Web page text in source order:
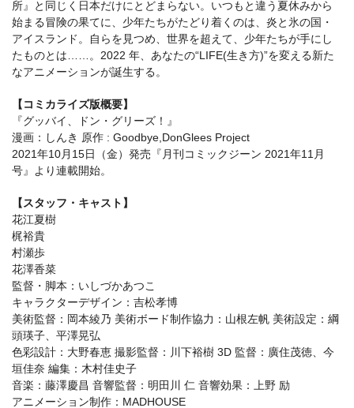
所』と同じく日本だけにとどまらない。いつもと違う夏休みから
始まる冒険の果てに、少年たちがたどり着くのは、炎と氷の国・
アイスランド。自らを見つめ、世界を超えて、少年たちが手にし
たものとは……。2022 年、あなたの“LIFE(生き方)”を変える新た
なアニメーションが誕生する。
【コミカライズ版概要】
『グッバイ、ドン・グリーズ！』
漫画：しんき 原作 : Goodbye,DonGlees Project
2021年10月15日（金）発売『月刊コミックジーン 2021年11月
号』より連載開始。
【スタッフ・キャスト】
花江夏樹
梶裕貴
村瀬歩
花澤香菜
監督・脚本：いしづかあつこ
キャラクターデザイン：吉松孝博
美術監督：岡本綾乃 美術ボード制作協力：山根左帆 美術設定：綱
頭瑛子、平澤晃弘
色彩設計：大野春恵 撮影監督：川下裕樹 3D 監督：廣住茂徳、今
垣佳奈 編集：木村佳史子
音楽：藤澤慶昌 音響監督：明田川 仁 音響効果：上野 励
アニメーション制作：MADHOUSE